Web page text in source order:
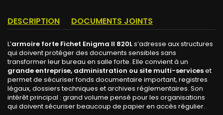
DESCRIPTION DOCUMENTS JOINTS
L’armoire forte Fichet Enigma II 820Ls’adresse aux structures
qui doivent protéger des documents sensibles sans
transformer leur bureau en salle forte. Elle convient à un
grande entreprise, administration ou site multi-serviceset
permet de sécuriser fonds documentaire important, registres
légaux, dossiers techniques et archives réglementaires. Son
intérêt principal : grand volume pensé pour les organisations
qui doivent sécuriser beaucoup de papier en accès régulier.